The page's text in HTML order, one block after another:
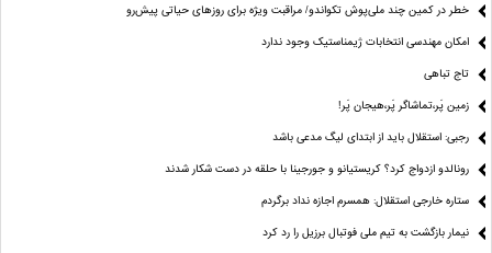
خطر در کمین چند ملی‌پوش تکواندو/ مراقبت ویژه برای روزهای حیاتی پیش‌رو
امکان مهندسی انتخابات ژیمناستیک وجود ندارد
تاج تباهی
زمین پَر،تماشاگر پَر،هیجان پَر!
رجبی: استقلال باید از ابتدای لیگ مدعی باشد
رونالدو ازدواج کرد؟ کریستیانو و جورجینا با حلقه در دست شکار شدند
ستاره خارجی استقلال: همسرم اجازه نداد برگردم
نیمار بازگشت به تیم ملی فوتبال برزیل را رد کرد